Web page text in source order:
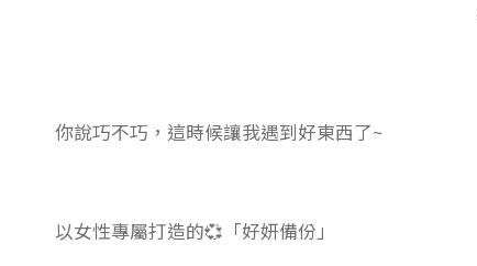
你說巧不巧，這時候讓我遇到好東西了~
以女性專屬打造的💞「好妍備份」